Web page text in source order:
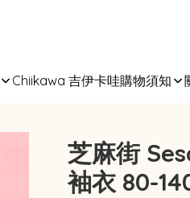
Chiikawa 吉伊卡哇購物須知
芝麻街
袖衣 80-